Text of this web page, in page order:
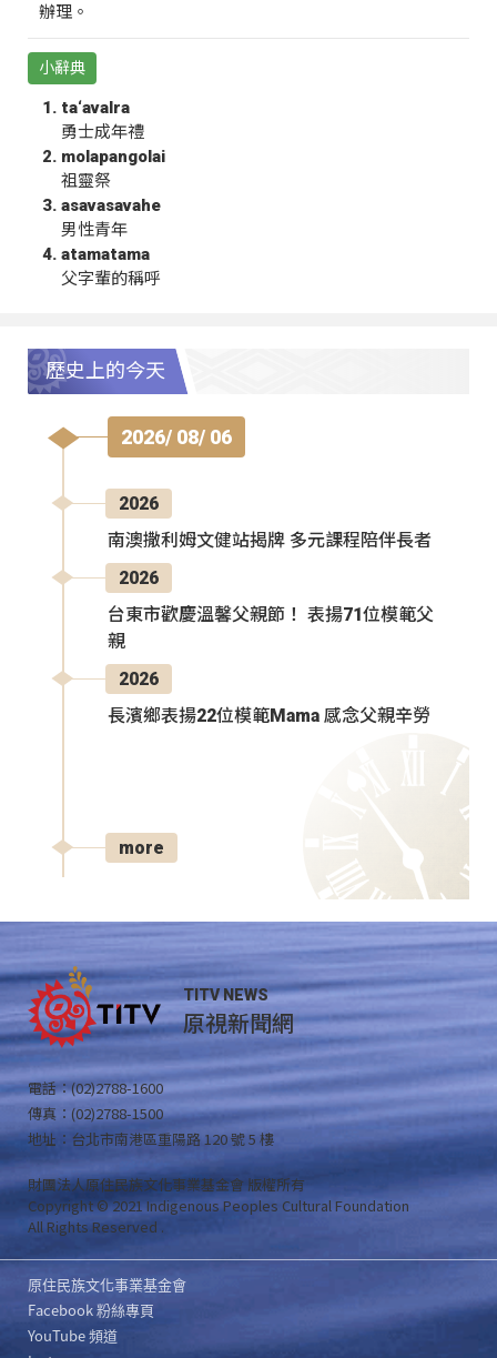
辦理。
小辭典
ta‘avalra
勇士成年禮
molapangolai
祖靈祭
asavasavahe
男性青年
atamatama
父字輩的稱呼
歷史上的今天
2026/ 08/ 06
2026
南澳撒利姆文健站揭牌 多元課程陪伴長者
2026
台東市歡慶溫馨父親節！ 表揚71位模範父
親
2026
長濱鄉表揚22位模範Mama 感念父親辛勞
more
TITV NEWS
原視新聞網
電話：(02)2788-1600
傳真：(02)2788-1500
地址：台北市南港區重陽路 120 號 5 樓
財團法人原住民族文化事業基金會 版權所有
Copyright © 2021 Indigenous Peoples Cultural Foundation
All Rights Reserved .
原住民族文化事業基金會
Facebook 粉絲專頁
YouTube 頻道